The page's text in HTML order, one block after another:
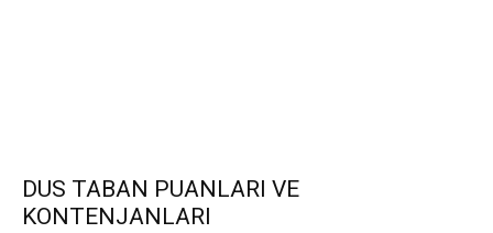
DUS TABAN PUANLARI VE
KONTENJANLARI